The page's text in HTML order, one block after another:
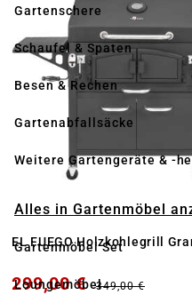
Gartenschere
Schaufel & Spaten
Besen & Rechen
Gartenabfallsäcke
Weitere Gartengeräte & -
Alles in Gartenmöbel
Gartenmöbel Set
Loungemöbel
EL FUEGO Holzkohlegrill
299,00 € 349,00 €